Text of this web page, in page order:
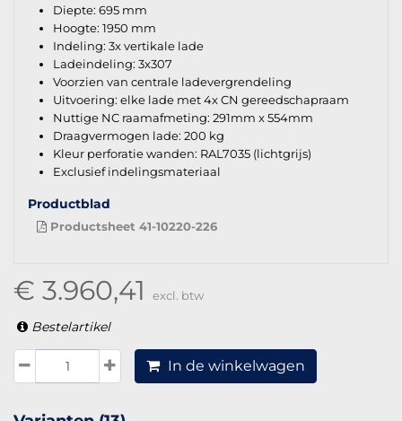
Diepte: 695 mm
Hoogte: 1950 mm
Indeling: 3x vertikale lade
Ladeindeling: 3x307
Voorzien van centrale ladevergrendeling
Uitvoering: elke lade met 4x CN gereedschapraam
Nuttige NC raamafmeting: 291mm x 554mm
Draagvermogen lade: 200 kg
Kleur perforatie wanden: RAL7035 (lichtgrijs)
Exclusief indelingsmateriaal
Productblad
Productsheet 41-10220-226
€ 3.960,41 excl. btw
Bestelartikel
In de winkelwagen